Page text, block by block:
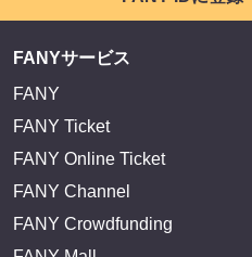
FANYサービス
FANY
FANY Ticket
FANY Online Ticket
FANY Channel
FANY Crowdfunding